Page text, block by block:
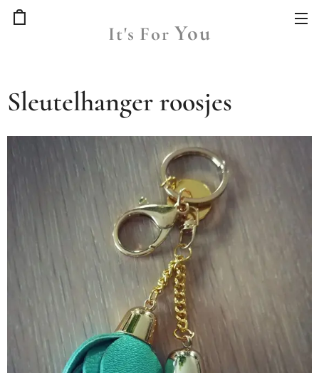
It's For You
Sleutelhanger roosjes